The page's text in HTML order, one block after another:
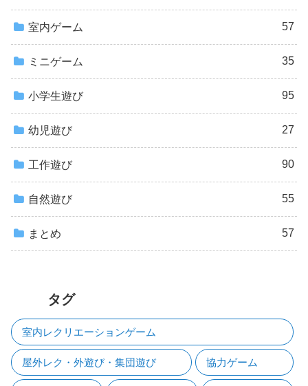
室内ゲーム 57
ミニゲーム 35
小学生遊び 95
幼児遊び 27
工作遊び 90
自然遊び 55
まとめ 57
タグ
室内レクリエーションゲーム
屋外レク・外遊び・集団遊び 協力ゲーム